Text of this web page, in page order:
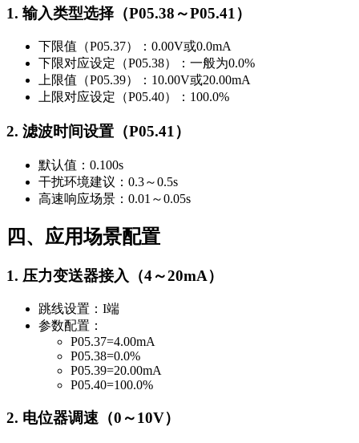
1. 输入类型选择（P05.38～P05.41 ）
下限值（P05.37）：0.00V或0.0mA
下限对应设定（P05.38）：一般为0.0%
上限值（P05.39）：10.00V或20.00mA
上限对应设定（P05.40）：100.0%
2. 滤波时间设置（P05.41 ）
默认值：0.100s
干扰环境建议：0.3～0.5s
高速响应场景：0.01～0.05s
四、应用场景配置
1. 压力变送器接入（4～20mA）
跳线设置：I端
参数配置：
P05.37=4.00mA
P05.38=0.0%
P05.39=20.00mA
P05.40=100.0%
2. 电位器调速（0～10V）